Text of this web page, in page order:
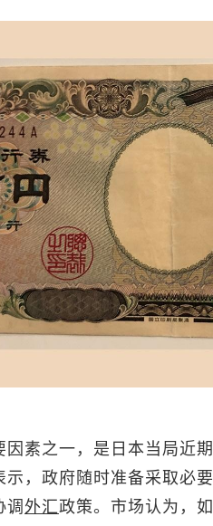
因素之一，是日本当局近
示，政府随时准备采取必
调 外汇政策。市场认为，